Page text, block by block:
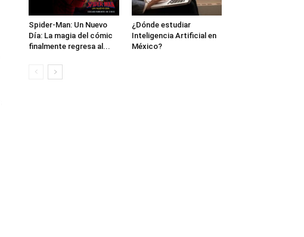
Spider-Man: Un Nuevo
Día: La magia del cómic
finalmente regresa al...
¿Dónde estudiar
Inteligencia Artificial en
México?